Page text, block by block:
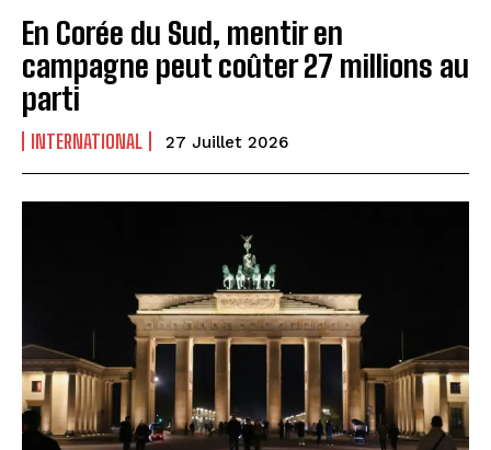
En Corée du Sud, mentir en
campagne peut coûter 27 millions au
parti
INTERNATIONAL 27 Juillet 2026